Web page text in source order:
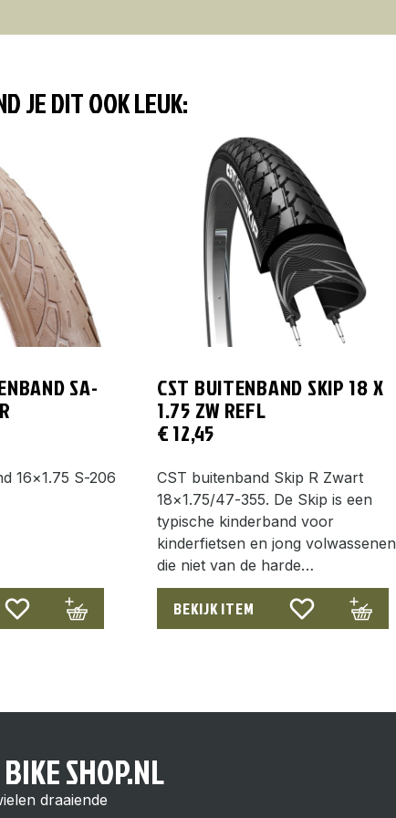
JE DIT OOK LEUK:
SA-
16×1.75 S-206
CST BUITENBAND SKIP 18 X
1.75 ZW REFL
€12,45
CST buitenband Skip R Zwart
18×1.75/47-355. De Skip is een
typische kinderband voor
kinderfietsen en jong volwassenen
die niet van de harde…
BEKIJK ITEM
SHOP.NL
draaiende